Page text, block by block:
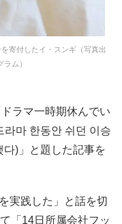
寄付したイ・スンギ（写真出
ム）
ラマ一時期休んでい
마 한동안 쉬던 이승
다)」と題した記事を
実践した」と話を切
「14日所属会社フッ